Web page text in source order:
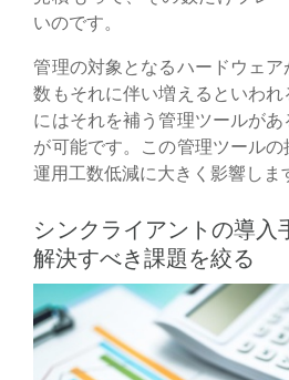
いのです。
管理の対象となるハードウェ
数もそれに伴い増えるといわ
にはそれを補う管理ツールが
が可能です。この管理ツールの
運用工数低減に大きく影響しま
シンクライアントの導入
解決すべき課題を絞る